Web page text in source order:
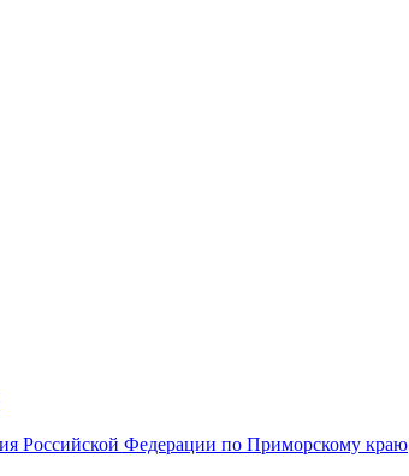
Российской Федерации по Приморскому краю